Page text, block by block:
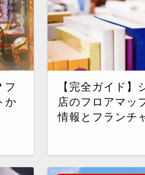
フ
か
【完全ガイド】
店のフロアマッ
情報とフランチ